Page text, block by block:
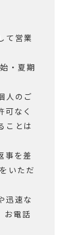
て営業
・夏期
人のご
可なく
ことは
事を差
いただ
迅速な
お電話